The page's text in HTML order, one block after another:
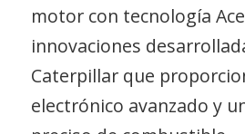
motor con tecnología
innovaciones
Caterpillar que
electrónico avanzado y